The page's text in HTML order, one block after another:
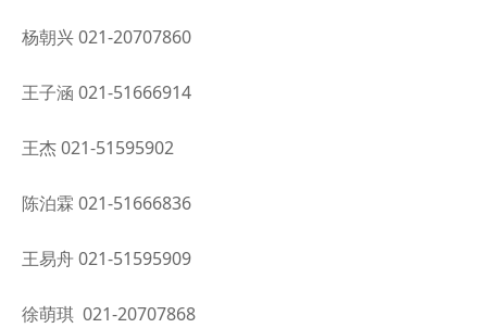
杨朝兴 021-20707860
王子涵 021-51666914
王杰 021-51595902
陈泊霖 021-51666836
王易舟 021-51595909
徐萌琪 021-20707868